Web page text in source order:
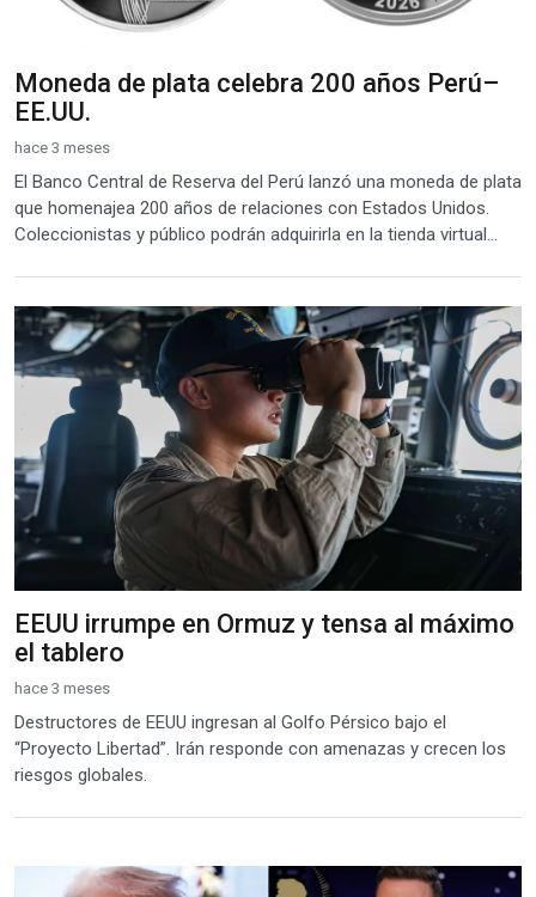
Moneda de plata celebra 200 años Perú–
EE.UU.
hace 3 meses
El Banco Central de Reserva del Perú lanzó una moneda de plata
que homenajea 200 años de relaciones con Estados Unidos.
Coleccionistas y público podrán adquirirla en la tienda virtual...
EEUU irrumpe en Ormuz y tensa al máximo
el tablero
hace 3 meses
Destructores de EEUU ingresan al Golfo Pérsico bajo el
“Proyecto Libertad”. Irán responde con amenazas y crecen los
riesgos globales.